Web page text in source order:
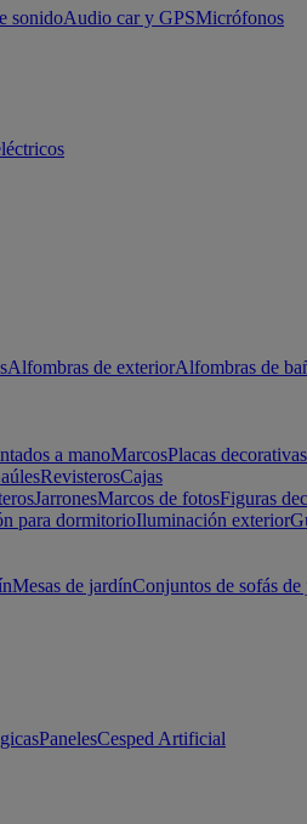
sonidoAudio car y GPSMicrófonos
Alfombras de exteriorAlfombras de
a manoMarcosPlacas decorativas
RevisterosCajas
JarronesMarcos de fotosFiguras
para dormitorioIluminación exterior
Mesas de jardínConjuntos de sofás de
PanelesCesped Artificial